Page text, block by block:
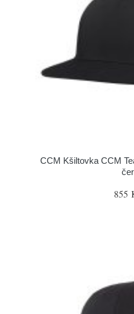
CCM Kšiltovka CCM
855